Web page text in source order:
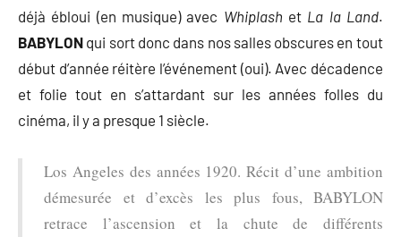
déjà ébloui (en musique) avec Whiplash et La la Land.
BABYLON qui sort donc dans nos salles obscures en tout
début d’année réitère l’événement (oui). Avec décadence
et folie tout en s’attardant sur les années folles du
cinéma, il y a presque 1 siècle.
Los Angeles des années 1920. Récit d’une ambition
démesurée et d’excès les plus fous, BABYLON
retrace l’ascension et la chute de différents